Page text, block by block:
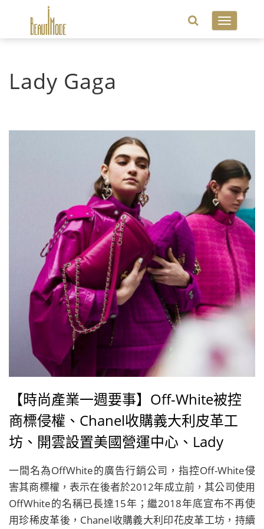
Toggle
Lady Gaga
【時尚產業一週要事】Off-White被控
商標侵權、Chanel收購義大利皮革工
坊、開雲設置美國營運中心、Lady
Gaga推出美妝品牌Haus Laboratories
一間名為OffWhite的廣告行銷公司，指控Off-White侵
害其商標權，表示在後者於2012年成立前，其公司使用
OffWhite的名稱已長達15年；繼2018年底宣布不再使
用珍稀皮革後，Chanel收購義大利印花皮革工坊，持續